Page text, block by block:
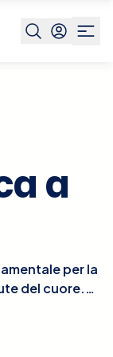
a
per la
del cuore.
un esame